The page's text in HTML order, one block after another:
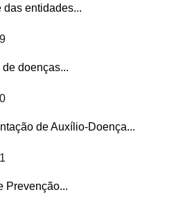
das entidades...
de doenças...
de Auxílio-Doença...
Prevenção...